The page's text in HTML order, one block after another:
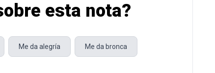
esta nota?
Me da alegría Me da bronca